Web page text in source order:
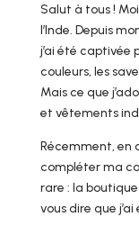
Salut à tous !
l’Inde. Depuis
j’ai été captivée
couleurs, les
Mais ce que
et vêtements
Récemment, en
compléter ma
rare : la
vous dire que